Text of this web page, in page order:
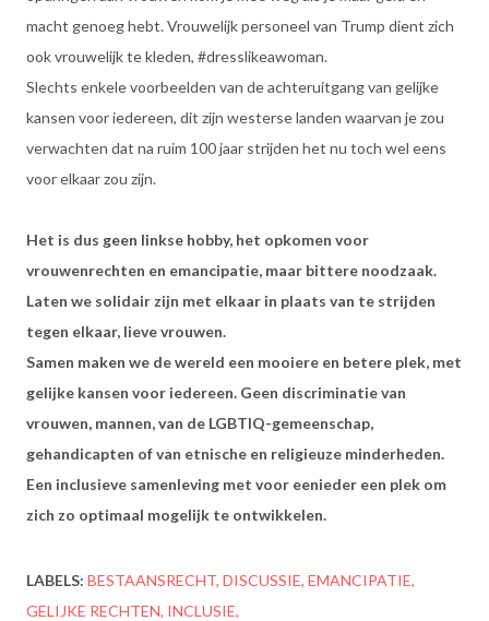
macht genoeg hebt. Vrouwelijk personeel van Trump dient zich
ook vrouwelijk te kleden, #dresslikeawoman.
Slechts enkele voorbeelden van de achteruitgang van gelijke
kansen voor iedereen, dit zijn westerse landen waarvan je zou
verwachten dat na ruim 100 jaar strijden het nu toch wel eens
voor elkaar zou zijn.
Het is dus geen linkse hobby, het opkomen voor
vrouwenrechten en emancipatie, maar bittere noodzaak.
Laten we solidair zijn met elkaar in plaats van te strijden
tegen elkaar, lieve vrouwen.
Samen maken we de wereld een mooiere en betere plek, met
gelijke kansen voor iedereen. Geen discriminatie van
vrouwen, mannen, van de LGBTIQ-gemeenschap,
gehandicapten of van etnische en religieuze minderheden.
Een inclusieve samenleving met voor eenieder een plek om
zich zo optimaal mogelijk te ontwikkelen.
LABELS: BESTAANSRECHT DISCUSSIE EMANCIPATIE
GELIJKE RECHTEN INCLUSIE